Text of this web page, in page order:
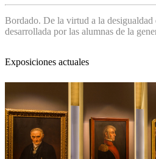
Bordado. De la virtud a la
desarrollada por las alumnas de la
Exposiciones actuales